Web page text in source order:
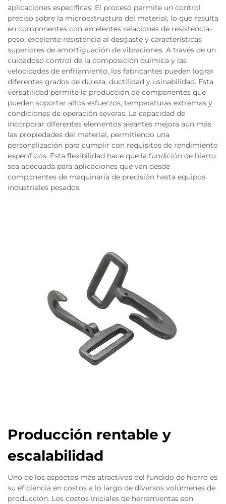
aplicaciones específicas. El proceso permite un control
preciso sobre la microestructura del material, lo que resulta
en componentes con excelentes relaciones de resistencia-
peso, excelente resistencia al desgaste y características
superiores de amortiguación de vibraciones. A través de un
cuidadoso control de la composición química y las
velocidades de enfriamiento, los fabricantes pueden lograr
diferentes grados de dureza, ductilidad y usinabilidad. Esta
versatilidad permite la producción de componentes que
pueden soportar altos esfuerzos, temperaturas extremas y
condiciones de operación severas. La capacidad de
incorporar diferentes elementos aleantes mejora aún más
las propiedades del material, permitiendo una
personalización para cumplir con requisitos de rendimiento
específicos. Esta flexibilidad hace que la fundición de hierro
sea adecuada para aplicaciones que van desde
componentes de maquinaria de precisión hasta equipos
industriales pesados.
Producción rentable y
escalabilidad
Uno de los aspectos más atractivos del fundido de hierro es
su eficiencia en costos a lo largo de diversos volúmenes de
producción. Los costos iniciales de herramientas son